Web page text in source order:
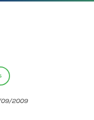
ao Estudante
09/2009